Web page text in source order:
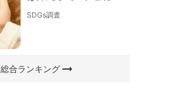
佐賀、愛知が順位上昇
【幸福度調査2026】
SDGs調査
総合ランキングarrow_right_alt